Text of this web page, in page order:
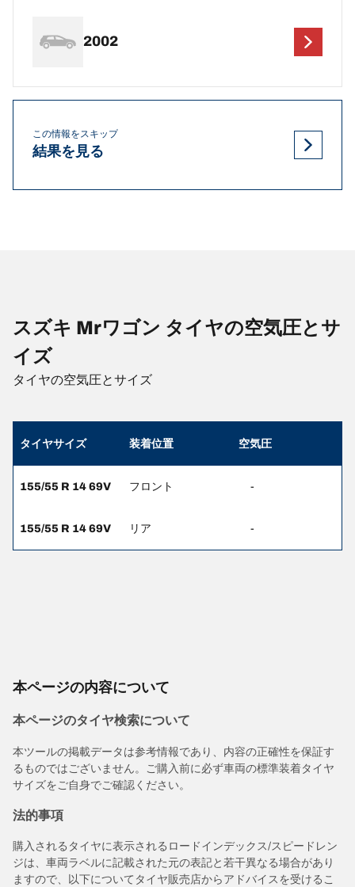
2002
この情報をスキップ
結果を見る
スズキ Mrワゴン タイヤの空気圧とサ
イズ
タイヤの空気圧とサイズ
タイヤサイズ 装着位置 空気圧
155/55 R 14 69V フロント -
155/55 R 14 69V リア -
本ページの内容について
本ページのタイヤ検索について
本ツールの掲載データは参考情報であり、内容の正確性を保証す
るものではございません。ご購入前に必ず車両の標準装着タイヤ
サイズをご自身でご確認ください。
法的事項
購入されるタイヤに表示されるロードインデックス/スピードレン
ジは、車両ラベルに記載された元の表記と若干異なる場合があり
ますので、以下についてタイヤ販売店からアドバイスを受けるこ